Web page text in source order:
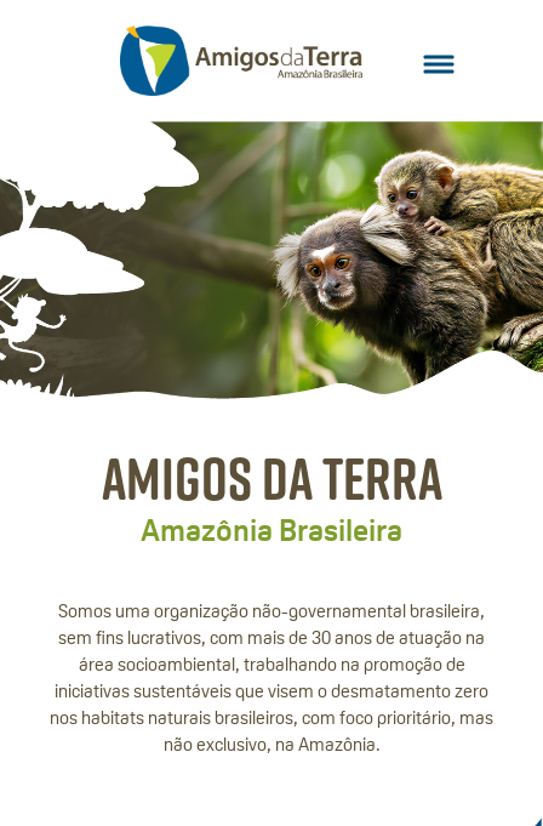
Amigos da Terra
Amazônia Brasileira
Somos uma organização não-governamental brasileira,
sem fins lucrativos, com mais de 30 anos de atuação na
área socioambiental, trabalhando na promoção de
iniciativas sustentáveis que visem o desmatamento zero
nos habitats naturais brasileiros, com foco prioritário, mas
não exclusivo, na Amazônia.